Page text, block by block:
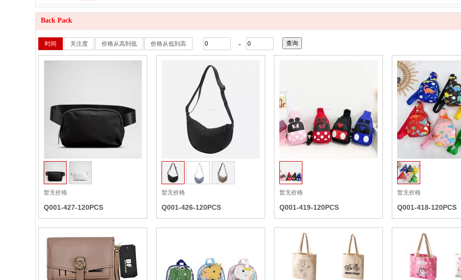
Pack：
Back Pack
时间 关注度 价格从高到低 价格从低到高 -
暂无价格
Q001-427-120PCS
收藏
暂无价格
Q001-426-120PCS
收藏
暂无价格
Q001-419-120PCS
暂无价格
Q001-418-120PCS